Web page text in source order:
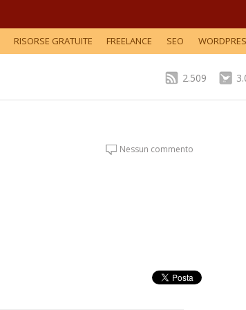
RISORSE GRATUITE FREELANCE SEO
2.509
Nessun commento